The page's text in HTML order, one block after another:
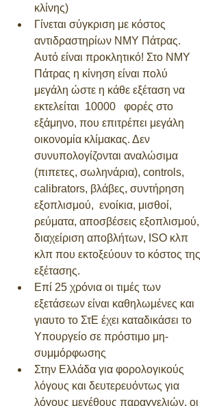
κλίνης)
Γίνεται σύγκριση με κόστος
αντιδραστηρίων ΝΜΥ Πάτρας.
Αυτό είναι προκλητικό! Στο ΝΜΥ
Πάτρας η κίνηση είναι πολύ
μεγάλη ώστε η κάθε εξέταση να
εκτελείται  10000   φορές στο
εξάμηνο, που επιτρέπει μεγάλη
οικονομία κλίμακας. Δεν
συνυπολογίζονται αναλώσιμα
(πιπετες, σωληνάρια), controls,
calibrators, βλάβες, συντήρηση
εξοπλισμού,  ενοίκια, μισθοί,
ρεύματα, αποσβέσεις εξοπλισμού,
διαχείριση αποβλήτων, ISO κλπ
κλπ που εκτοξεύουν το κόστος της
εξέτασης.
Επί 25 χρόνια οι τιμές των
εξετάσεων είναι καθηλωμένες και
γιαυτο το ΣτΕ έχει καταδικάσει το
Υπουργείο σε πρόστιμο μη-
συμμόρφωσης
Στην Ελλάδα για φορολογικούς
λόγους και δευτερευόντως για
λόγους μεγέθους παραγγελιών, οι